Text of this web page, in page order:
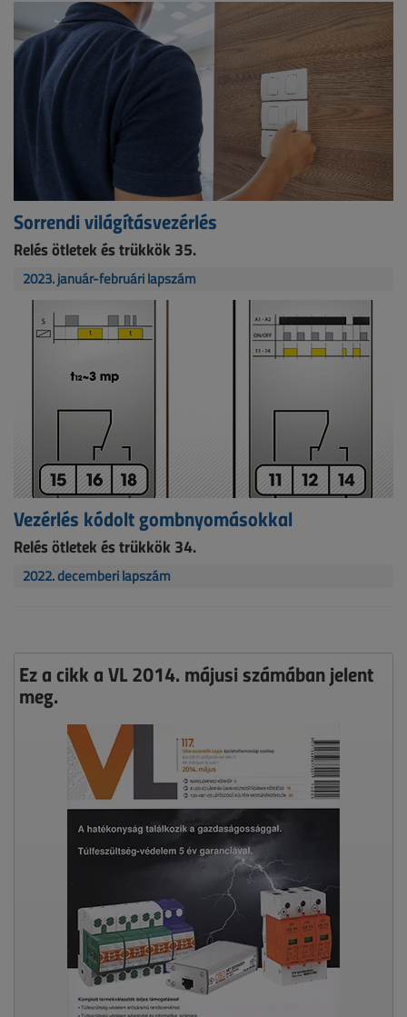
Sorrendi világításvezérlés
Relés ötletek és trükkök 35.
2023. január-februári lapszám
Vezérlés kódolt gombnyomásokkal
Relés ötletek és trükkök 34.
2022. decemberi lapszám
Ez a cikk a VL 2014. májusi számában jelent
meg.